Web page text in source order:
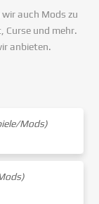
auch Mods zu
Curse und mehr.
anbieten.
Mods)